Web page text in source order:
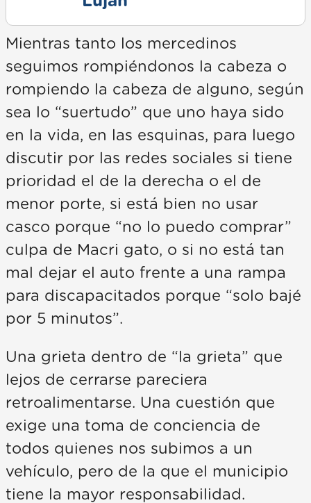
Mientras tanto los mercedinos
seguimos rompiéndonos la cabeza o
rompiendo la cabeza de alguno, según
sea lo “suertudo” que uno haya sido
en la vida, en las esquinas, para luego
discutir por las redes sociales si tiene
prioridad el de la derecha o el de
menor porte, si está bien no usar
casco porque “no lo puedo comprar”
culpa de Macri gato, o si no está tan
mal dejar el auto frente a una rampa
para discapacitados porque “solo bajé
por 5 minutos”.
Una grieta dentro de “la grieta” que
lejos de cerrarse pareciera
retroalimentarse. Una cuestión que
exige una toma de conciencia de
todos quienes nos subimos a un
vehículo, pero de la que el municipio
tiene la mayor responsabilidad.